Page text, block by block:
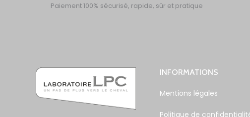
Paiement 100% sécurisé, rapide, sûr et pratique
INFORMATIONS
Mentions légales
Politique de